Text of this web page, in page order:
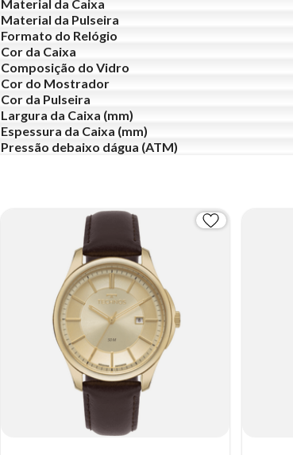
Material da Caixa
Material da Pulseira
Formato do Relógio
Cor da Caixa
Composição do Vidro
Cor do Mostrador
Cor da Pulseira
Largura da Caixa (mm)
Espessura da Caixa (mm)
Pressão debaixo dágua (ATM)